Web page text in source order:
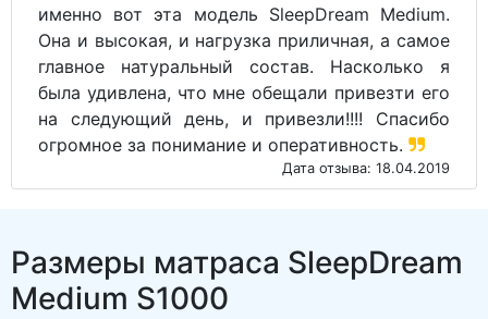
именно вот эта модель SleepDream Medium.
Она и высокая, и нагрузка приличная, а самое
главное натуральный состав. Насколько я
была удивлена, что мне обещали привезти его
на следующий день, и привезли!!!! Спасибо
огромное за понимание и оперативность.
Дата отзыва: 18.04.2019
Размеры матраса SleepDream
Medium S1000